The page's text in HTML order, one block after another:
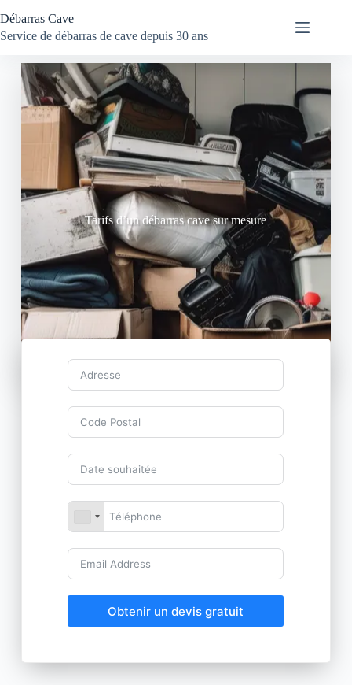
Débarras Cave
Service de débarras de cave depuis 30 ans
Tarifs d’un débarras cave sur mesure
Obtenir un devis gratuit